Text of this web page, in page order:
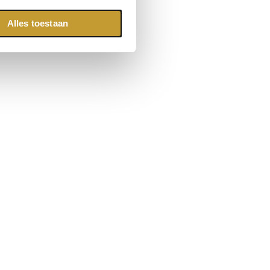
Alles toestaan